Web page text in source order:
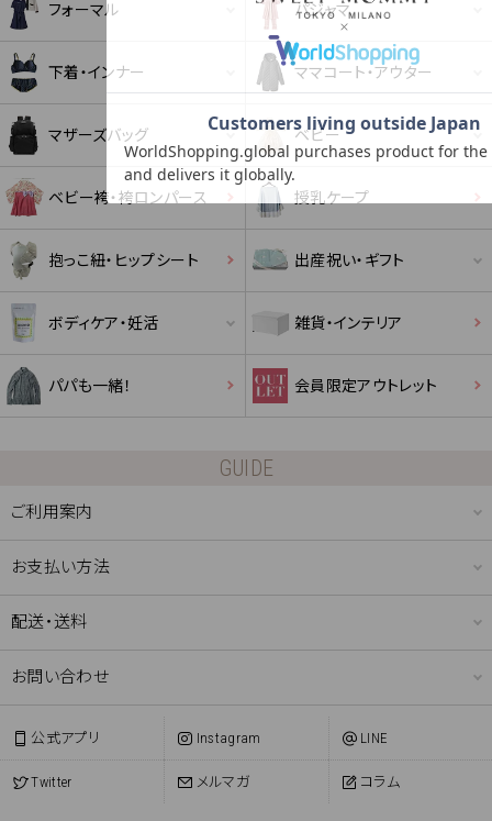
フォーマル パジャマ
下着・インナー ママコート・アウター
マザーズバッグ ベビー
ベビー袴・袴ロンパース 授乳ケープ
抱っこ紐・ヒップシート 出産祝い・ギフト
ボディケア・妊活 雑貨・インテリア
パパも一緒！ 会員限定アウトレット
GUIDE
ご利用案内
お支払い方法
配送・送料
お問い合わせ
公式アプリ Instagram LINE
Twitter メルマガ コラム
クーポンコードをコピーしました。
ショッピングカート画面にてご入力ください。
クーポンのご利用には会員登録が必要となります。